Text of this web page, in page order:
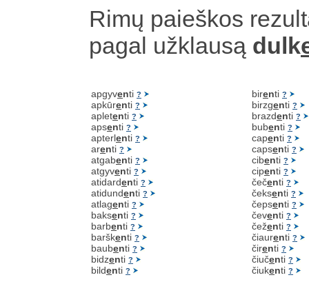
Rimų paieškos
pagal užklausą dulk
apgyventi ?
apkūrenti ?
apletenti ?
apsenti ?
apterlenti ?
arenti ?
atgabenti ?
atgyventi ?
atidardenti ?
atidundenti ?
atlagenti ?
baksenti ?
barbenti ?
barškenti ?
baubenti ?
bidzenti ?
bildenti ?
birenti ?
birzgenti ?
brazdenti ?
bubenti ?
capenti ?
capsenti ?
cibenti ?
cipenti ?
čečenti ?
čeksenti ?
čepsenti ?
čeventi ?
čeženti ?
čiaurenti ?
čirenti ?
čiučenti ?
čiukenti ?